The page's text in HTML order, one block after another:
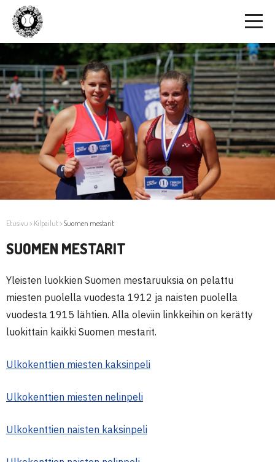
Etusivu > Kilpailut>Suomen mestarit
SUOMEN MESTARIT
Yleisten luokkien Suomen mestaruuksia on pelattu
miesten puolella vuodesta 1912 ja naisten puolella
vuodesta 1915 lähtien. Alla oleviin linkkeihin on kerätty
luokittain kaikki Suomen mestarit.
Ulkokenttien miesten kaksinpeli
Ulkokenttien miesten nelinpeli
Ulkokenttien naisten kaksinpeli